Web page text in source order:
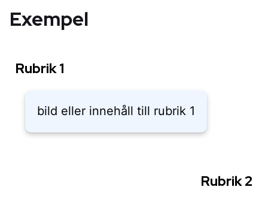
Exempel
Rubrik 1
bild eller innehåll till rubrik 1
Rubrik 2